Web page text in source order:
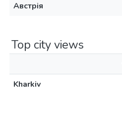
Австрія
Top city views
Kharkiv